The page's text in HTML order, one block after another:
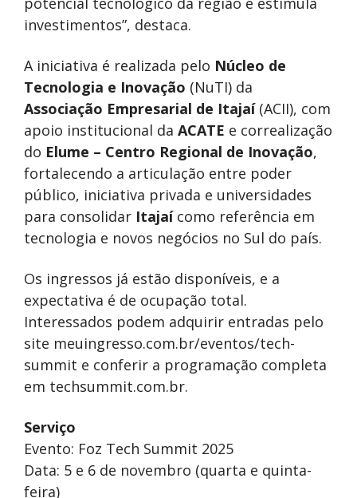
investimentos”, destaca.
A iniciativa é realizada pelo Núcleo de
Tecnologia e Inovação (NuTI) da
Associação Empresarial de Itajaí(ACII), com
apoio institucional da ACATE e correalização
do Elume – Centro Regional de Inovação,
fortalecendo a articulação entre poder
público, iniciativa privada e universidades
para consolidar Itajaícomo referência em
tecnologia e novos negócios no Sul do país.
Os ingressos já estão disponíveis, e a
expectativa é de ocupação total.
Interessados podem adquirir entradas pelo
site meuingresso.com.br/eventos/tech-
summit e conferir a programação completa
em techsummit.com.br.
Serviço
Evento: Foz Tech Summit 2025
Data: 5 e 6 de novembro (quarta e quinta-
feira)